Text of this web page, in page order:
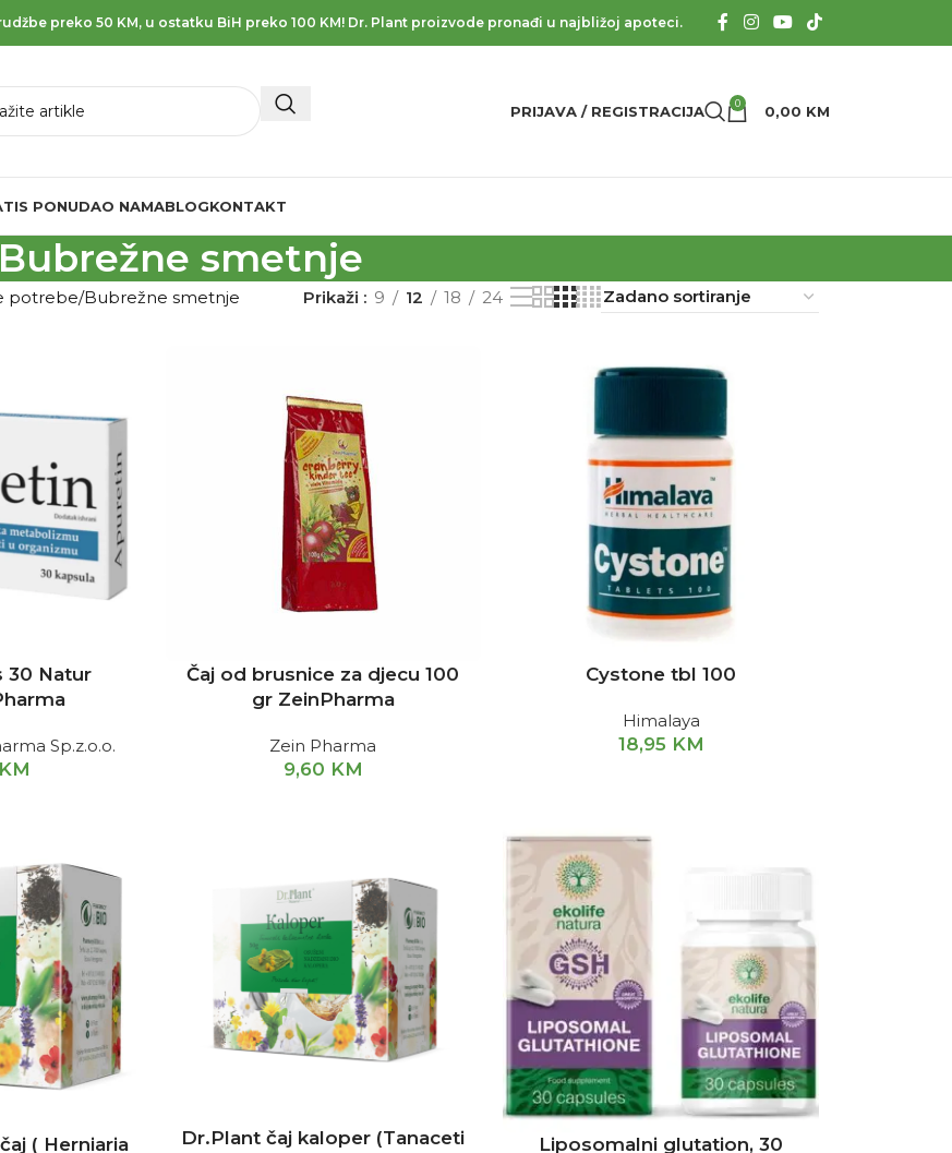
preko 50 KM, u ostatku BiH preko 100 KM! Dr. Plant proizvode pronađi u najbližoj apoteci.
PRIJAVA / REGISTRACIJA 0 0,00 KM
PONUDAO NAMABLOGKONTAKT
Bubrežne smetnje
potrebe Bubrežne smetnje Prikaži 9 12 18 24
30 Natur
Sp.z.o.o.
KM
Čaj od brusnice za djecu 100
gr ZeinPharma
Zein Pharma
9,60 KM
Cystone tbl 100
Himalaya
18,95 KM
( Herniaria
Dr.Plant čaj kaloper (Tanaceti
Liposomalni glutation, 30